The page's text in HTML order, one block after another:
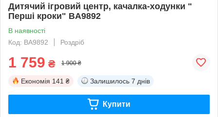
Дитячий ігровий центр, качалка-ходунки "
Перші кроки" BA9892
В наявності
Код: BA9892
Роздріб
1 759 ₴ 1 900 ₴
Економія 141 ₴ Залишилось 7 днів
Купити